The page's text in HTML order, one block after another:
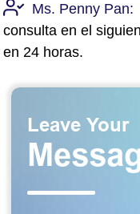
Ms. Penny Pan:
consulta en el
en 24 horas.